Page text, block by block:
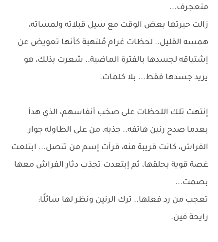
متعجرف...
زالت حيرتها بعض الوقت مع سيل قبلاته ولمساته،
همسه القليل.. لحظات غرام مُلتهبة كأنها تعويض عن
إشتياقه لجسدها بالفترة الماضية.. شعرت بذلك، هو
يريد جسدها فقط... بلا كلمات.
إنتهت تلك اللحظات على صخب أنفاسهم، الذي هدأ
بعدما صدح رنين هاتفه.. جذبه، من على الطاوله جوار
الفراش، كانت قريبة منه، قرأت إسم من تتصل... ابتلعت
غصة قوية بحلقها، ثم إبتعدت تجذب دثار الفراش معها
بصمت...
تعجب من رد فعلها.. ترك الرنين ونظر لها سائلًا:
رايحة فين.